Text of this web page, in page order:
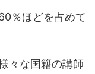
％ほどを占めて
々な国籍の講師